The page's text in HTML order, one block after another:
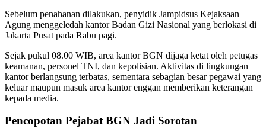
Sebelum penahanan dilakukan, penyidik Jampidsus Kejaksaan
Agung menggeledah kantor Badan Gizi Nasional yang berlokasi di
Jakarta Pusat pada Rabu pagi.
Sejak pukul 08.00 WIB, area kantor BGN dijaga ketat oleh petugas
keamanan, personel TNI, dan kepolisian. Aktivitas di lingkungan
kantor berlangsung terbatas, sementara sebagian besar pegawai yang
keluar maupun masuk area kantor enggan memberikan keterangan
kepada media.
Pencopotan Pejabat BGN Jadi Sorotan